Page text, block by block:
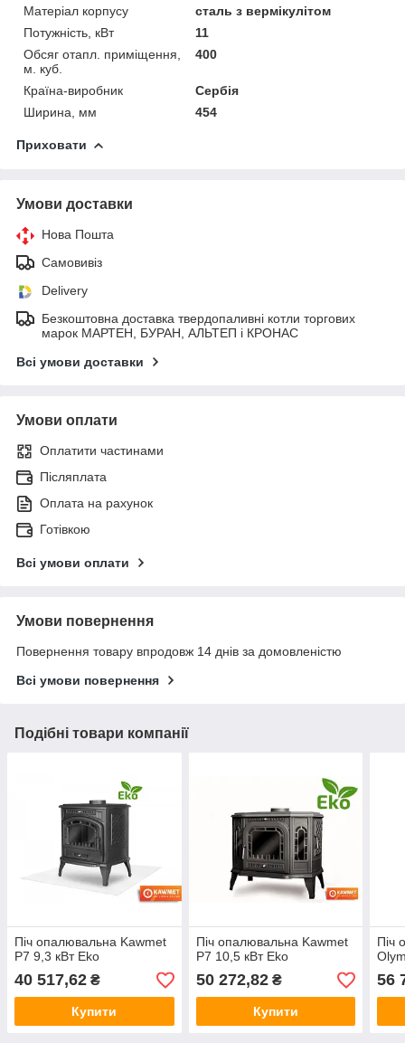
Матеріал корпусу
сталь з вермікулітом
Потужність, кВт
11
Обсяг отапл. приміщення,
м. куб.
400
Країна-виробник
Сербія
Ширина, мм
454
Приховати
Умови доставки
Нова Пошта
Самовивіз
Delivery
Безкоштовна доставка твердопаливні котли торгових
марок МАРТЕН, БУРАН, АЛЬТЕП і КРОНАС
Всі умови доставки
Умови оплати
Оплатити частинами
Післяплата
Оплата на рахунок
Готівкою
Всі умови оплати
Умови повернення
Повернення товару впродовж 14 днів за домовленістю
Всі умови повернення
Подібні товари компанії
Піч опалювальна Kawmet
P7 9,3 кВт Eko
40 517,62 ₴
Купити
Піч опалювальна Kawmet
P7 10,5 кВт Eko
50 272,82₴
Купити
Піч
56